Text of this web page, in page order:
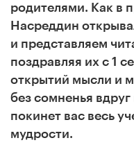
родителями. Как в
Насреддин
и представляем
поздравляя их с 1
открытий мысли и
без сомненья
покинет вас весь
мудрости.